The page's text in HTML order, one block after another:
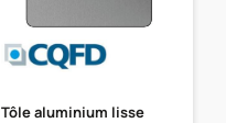
Tôle aluminium lisse